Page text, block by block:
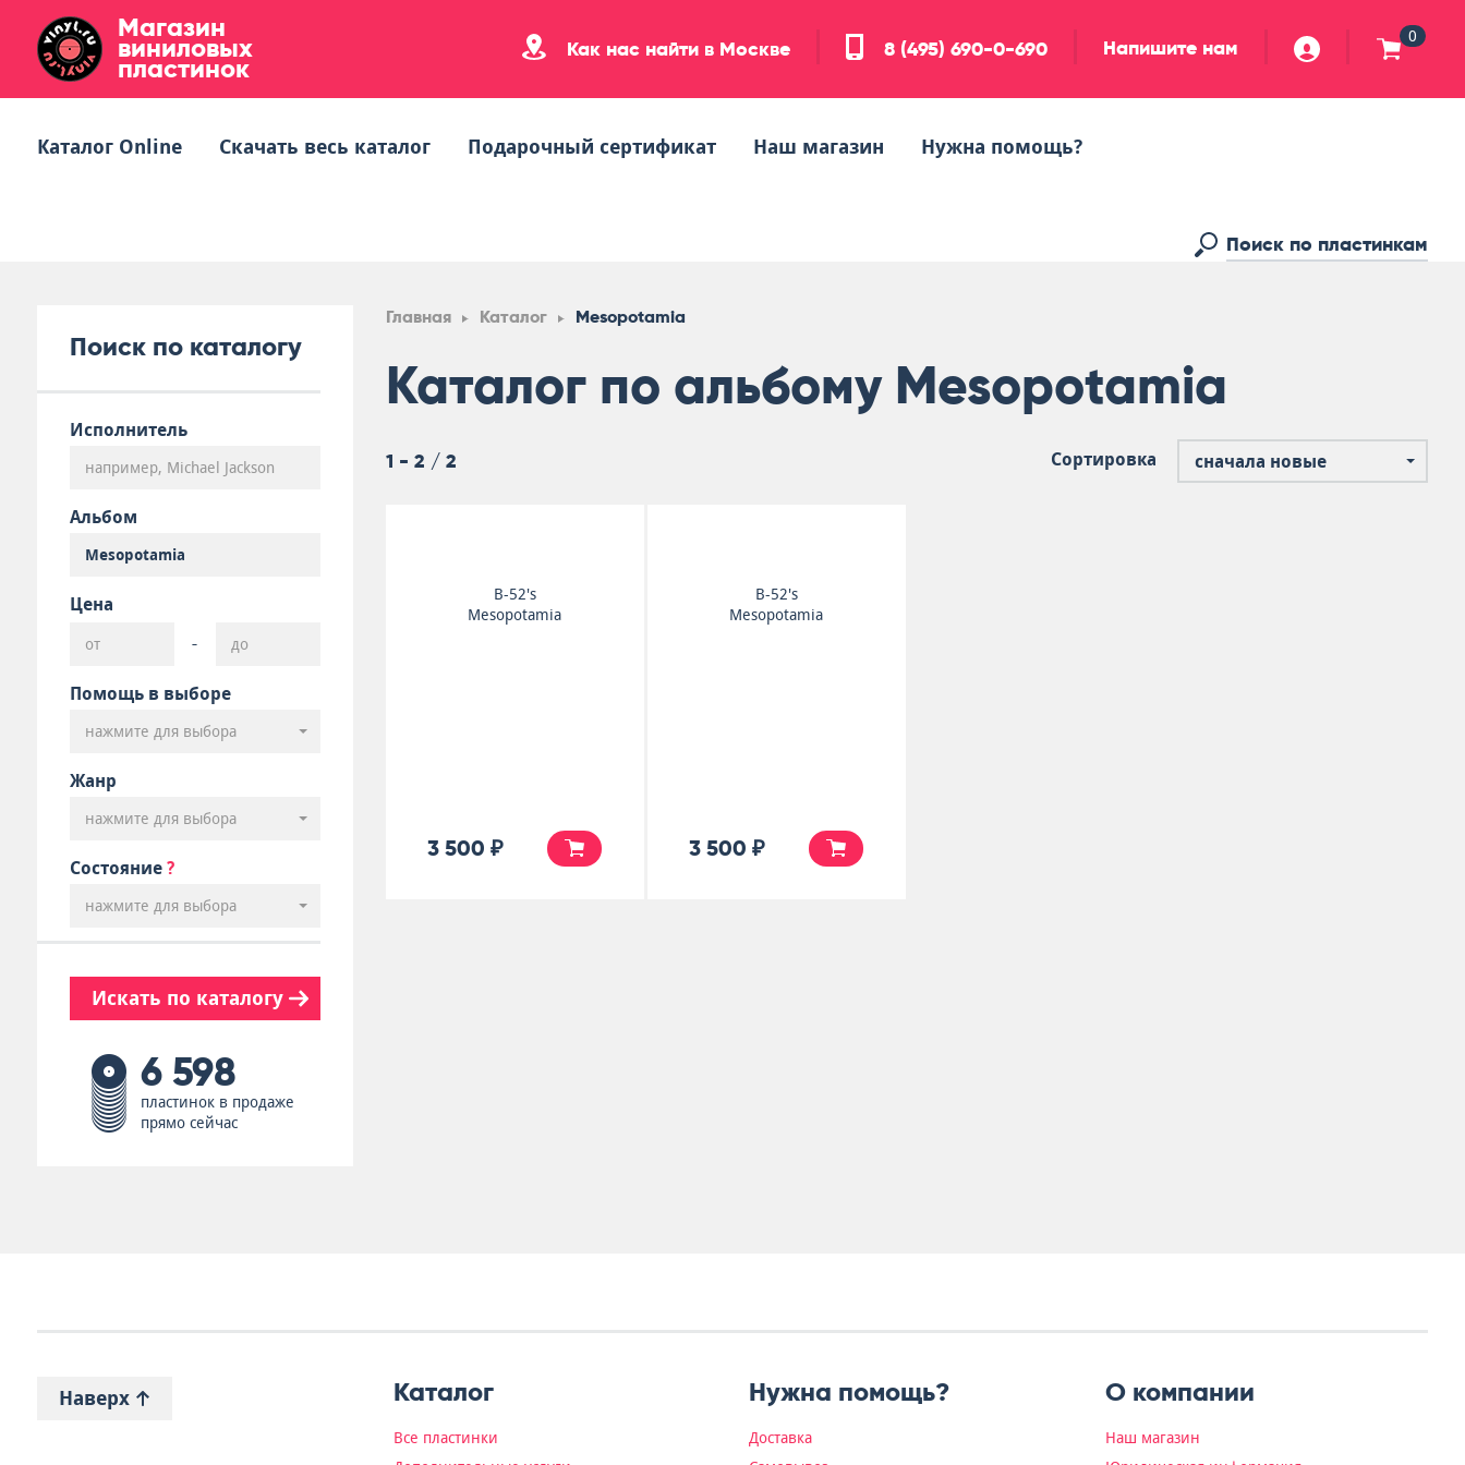
Магазин
виниловых
пластинок
Как нас найти в Москве 8 (495) 690-0-690 Напишите нам 0
Каталог Online Скачать весь каталог Подарочный сертификат Наш магазин Нужна помощь?
Поиск по каталогу
Исполнитель
Альбом
Цена
-
Помощь в выборе
нажмите для выбора
Жанр
нажмите для выбора
Состояние ?
нажмите для выбора
Искать по каталогу
6 598
пластинок в продаже
прямо сейчас
Главная Каталог Mesopotamia
Каталог по альбому Mesopotamia
1 - 2 / 2 Сортировка сначала новые
B-52's
Mesopotamia
3 500 ₽
B-52's
Mesopotamia
3 500 ₽
Наверх Каталог
Все пластинки
Нужна помощь?
Доставка
О компании
Наш магазин